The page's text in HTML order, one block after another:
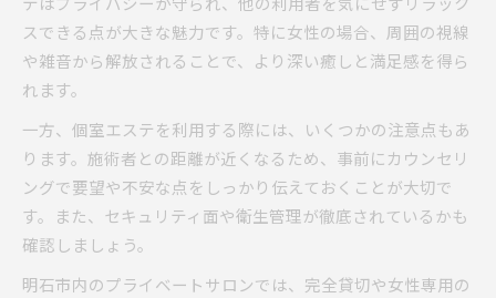
スできる点が大きな魅力です。特に女性の場合、周囲の視線
や雑音から解放されることで、より深い癒しと満足感を得ら
れます。
一方、個室エステを利用する際には、いくつかの注意点もあ
ります。施術者との距離が近くなるため、事前にカウンセリ
ングで要望や不安な点をしっかり伝えておくことが大切で
す。また、セキュリティ面や衛生管理が徹底されているかも
確認しましょう。
明石市内のプライベートサロンでは、完全貸切や女性専用の